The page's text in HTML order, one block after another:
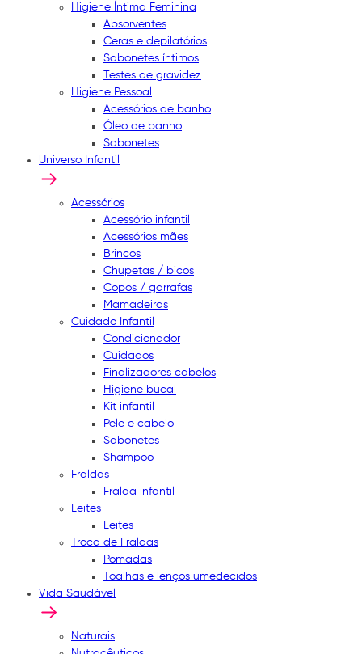
Higiene Íntima Feminina
Absorventes
Ceras e depilatórios
Sabonetes íntimos
Testes de gravidez
Higiene Pessoal
Acessórios de banho
Óleo de banho
Sabonetes
Universo Infantil
Acessórios
Acessório infantil
Acessórios mães
Brincos
Chupetas / bicos
Copos / garrafas
Mamadeiras
Cuidado Infantil
Condicionador
Cuidados
Finalizadores cabelos
Higiene bucal
Kit infantil
Pele e cabelo
Sabonetes
Shampoo
Fraldas
Fralda infantil
Leites
Leites
Troca de Fraldas
Pomadas
Toalhas e lenços umedecidos
Vida Saudável
Naturais